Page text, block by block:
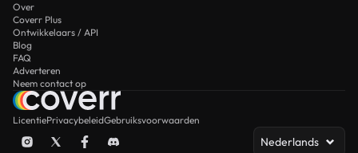
Over
Coverr Plus
Ontwikkelaars / API
Blog
FAQ
Adverteren
Neem contact op
LicentiePrivacybeleidGebruiksvoorwaarden
Nederlands